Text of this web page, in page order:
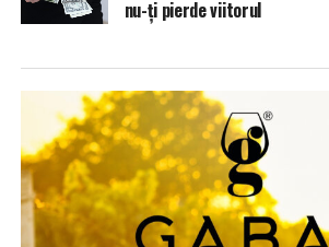
nu-ți pierde viitorul